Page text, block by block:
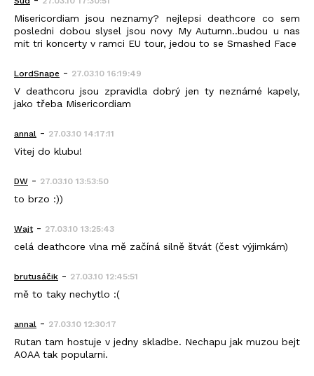
Misericordiam jsou neznamy? nejlepsi deathcore co sem
posledni dobou slysel jsou novy My Autumn..budou u nas
mit tri koncerty v ramci EU tour, jedou to se Smashed Face
LordSnape - 27.03.10 16:19:49
V deathcoru jsou zpravidla dobrý jen ty neznámé kapely,
jako třeba Misericordiam
annal - 27.03.10 14:17:11
Vitej do klubu!
DW - 27.03.10 13:53:50
to brzo :))
Wajt- 27.03.10 13:25:43
celá deathcore vlna mě začíná silně štvát (čest výjimkám)
brutusáčik - 27.03.10 12:45:51
mě to taky nechytlo :(
annal - 27.03.10 12:30:17
Rutan tam hostuje v jedny skladbe. Nechapu jak muzou bejt
AOAA tak popularni.